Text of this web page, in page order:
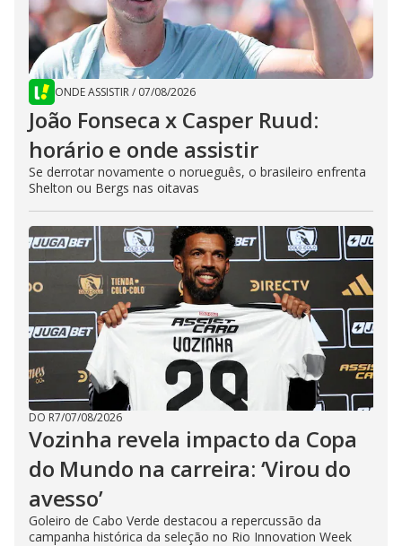
ONDE ASSISTIR/ 07/08/2026
João Fonseca x Casper Ruud:
horário e onde assistir
Se derrotar novamente o norueguês, o brasileiro enfrenta
Shelton ou Bergs nas oitavas
DO R7/07/08/2026
Vozinha revela impacto da Copa
do Mundo na carreira: ‘Virou do
avesso’
Goleiro de Cabo Verde destacou a repercussão da
campanha histórica da seleção no Rio Innovation Week